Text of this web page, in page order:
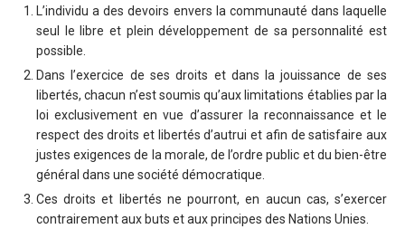
L’individu a des devoirs envers la communauté dans laquelle
seul le libre et plein développement de sa personnalité est
possible.
Dans l’exercice de ses droits et dans la jouissance de ses
libertés, chacun n’est soumis qu’aux limitations établies par la
loi exclusivement en vue d’assurer la reconnaissance et le
respect des droits et libertés d’autrui et afin de satisfaire aux
justes exigences de la morale, de l’ordre public et du bien-être
général dans une société démocratique.
Ces droits et libertés ne pourront, en aucun cas, s’exercer
contrairement aux buts et aux principes des Nations Unies.